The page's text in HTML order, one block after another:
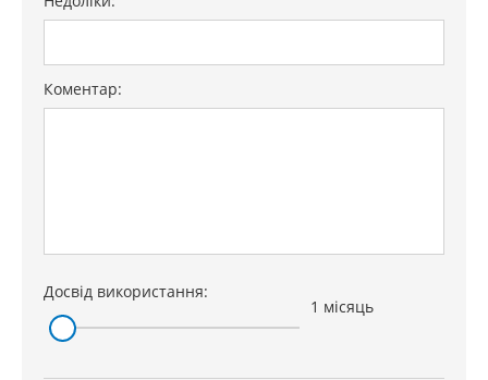
Коментар:
Досвід використання:
1 місяць